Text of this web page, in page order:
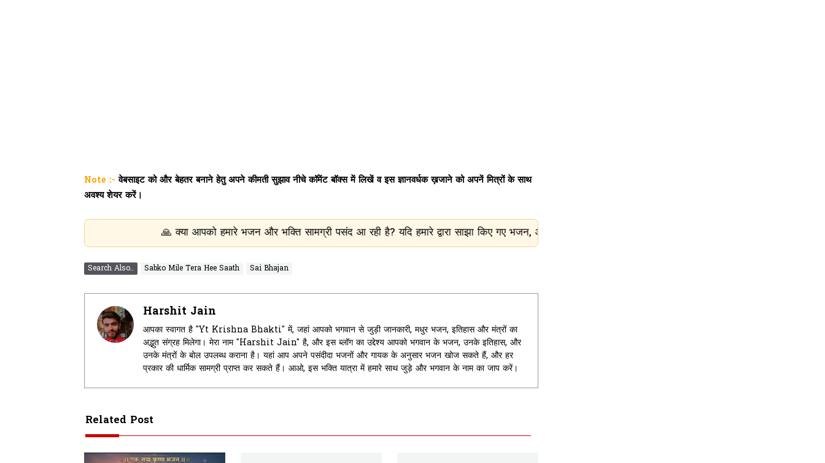
Note :- वेबसाइट को और बेहतर बनाने हेतु अपने कीमती सुझाव नीचे कॉमेंट बॉक्स में लिखें व इस ज्ञानवर्धक ख़जाने को अपनें मित्रों के साथ
अवश्य शेयर करें।
🙏 क्या आपको हमारे भजन और भक्ति सामग्री पसंद आ रही है? यदि हमारे द्वारा साझा किए गए भजन, आरती, चालीसा और धार्मिक जानकारी आपके लिए उपयोगी है, तो कृपया हमें अपना
Search Also.. Sabko Mile Tera Hee Saath Sai Bhajan
Harshit Jain
आपका स्वागत है "Yt Krishna Bhakti" में, जहां आपको भगवान से जुड़ी जानकारी, मधुर भजन, इतिहास और मंत्रों का
अद्भुत संग्रह मिलेगा। मेरा नाम "Harshit Jain" है, और इस ब्लॉग का उद्देश्य आपको भगवान के भजन, उनके इतिहास, और
उनके मंत्रों के बोल उपलब्ध कराना है। यहां आप अपने पसंदीदा भजनों और गायक के अनुसार भजन खोज सकते हैं, और हर
प्रकार की धार्मिक सामग्री प्राप्त कर सकते हैं। आओ, इस भक्ति यात्रा में हमारे साथ जुड़े और भगवान के नाम का जाप करें।
Related Post